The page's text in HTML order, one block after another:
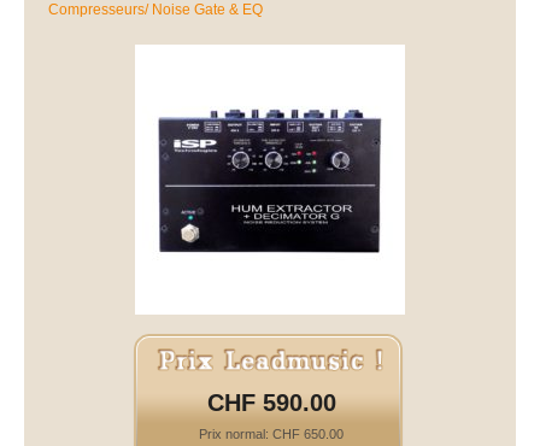
Compresseurs/ Noise Gate & EQ
CHF 590.00
Prix normal: CHF 650.00